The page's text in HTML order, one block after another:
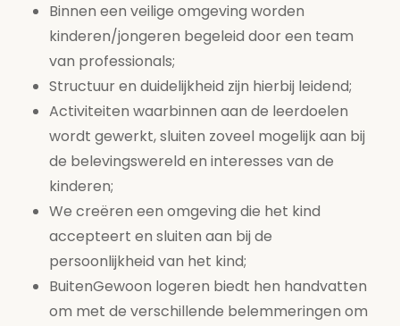
Binnen een veilige omgeving worden
kinderen/jongeren begeleid door een team
van professionals;
Structuur en duidelijkheid zijn hierbij leidend;
Activiteiten waarbinnen aan de leerdoelen
wordt gewerkt, sluiten zoveel mogelijk aan bij
de belevingswereld en interesses van de
kinderen;
We creëren een omgeving die het kind
accepteert en sluiten aan bij de
persoonlijkheid van het kind;
BuitenGewoon logeren biedt hen handvatten
om met de verschillende belemmeringen om